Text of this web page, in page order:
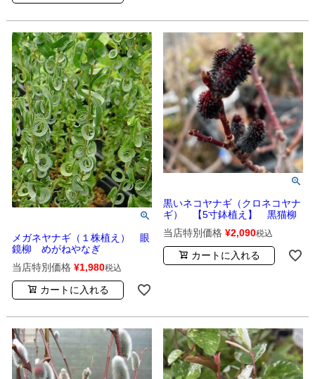
メガネヤナギ（１株植え） 眼
鏡柳 めがねやなぎ
当店特別価格 ¥1,980税込
カートに入れる
黒いネコヤナギ（クロネコヤナ
ギ） 【5寸鉢植え】 黒猫柳
当店特別価格 ¥2,090税込
カートに入れる